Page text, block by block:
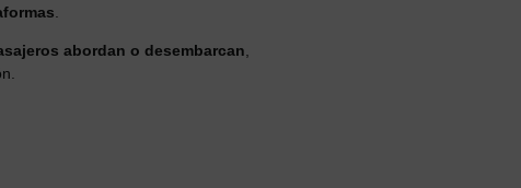
abordan o desembarcan,